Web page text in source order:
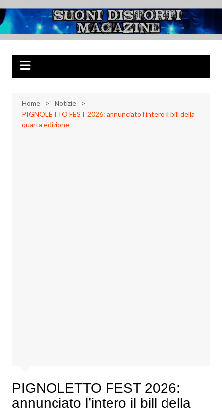
al
contenuto
Suoni Distorti
Magazine
Musica Rock, Metal, Punk e varie sonorità alternative
Home
Notizie
PIGNOLETTO FEST 2026: annunciato l’intero il bill della
quarta edizione
PIGNOLETTO FEST 2026:
annunciato l’intero il bill della